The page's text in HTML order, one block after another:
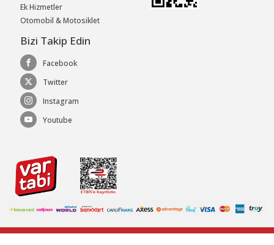
Ek Hizmetler
Otomobil & Motosiklet
Bizi Takip Edin
Facebook
Twitter
Instagram
Youtube